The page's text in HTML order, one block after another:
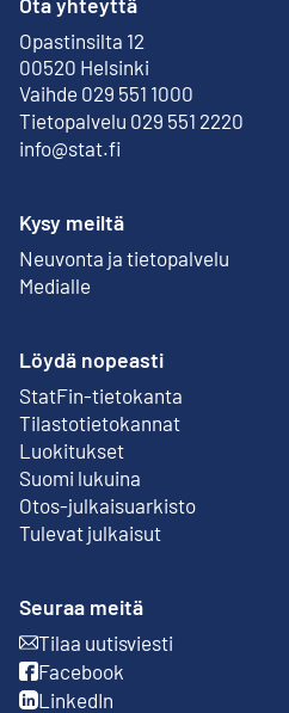
Opastinsilta 12
00520 Helsinki
Ulkoinen linkki
Vaihde 029 551 1000
Tietopalvelu 029 551 2220
info@stat.fi
Kysy meiltä
Neuvonta ja tietopalvelu
Medialle
Löydä nopeasti
StatFin-tietokanta
Ulkoinen linkki
Tilastotietokannat
Luokitukset
Suomi lukuina
Otos-julkaisuarkisto
Ulkoinen linkki
Tulevat julkaisut
Seuraa meitä
Tilaa uutisviesti
Ulkoinen linkki
Facebook
Ulkoinen linkki
LinkedIn